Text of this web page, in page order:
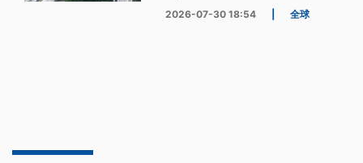
2026-07-30 18:54 全球